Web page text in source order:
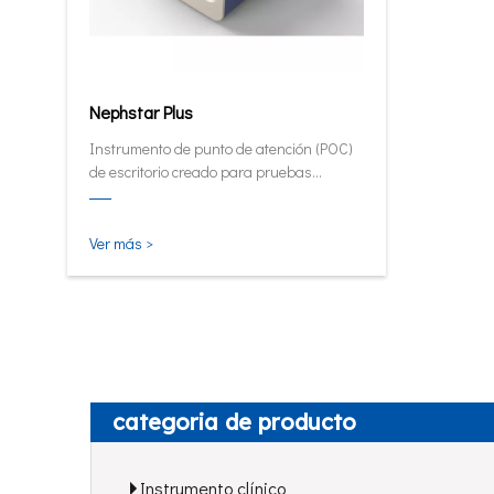
Nephstar Plus
Instrumento de punto de atención (POC)
de escritorio creado para pruebas
rápidas de HbA1C, PCR, mALB y SAA.
Ver más >
categoria de producto
Instrumento clínico